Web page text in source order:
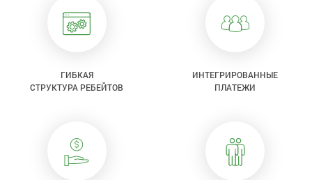
ГИБКАЯ
СТРУКТУРА РЕБЕЙТОВ
ИНТЕГРИРОВАННЫЕ
ПЛАТЕЖИ